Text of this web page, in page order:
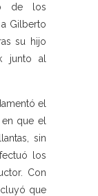
de los
Gilberto
su hijo
junto al
el
que el
sin
los
Con
que